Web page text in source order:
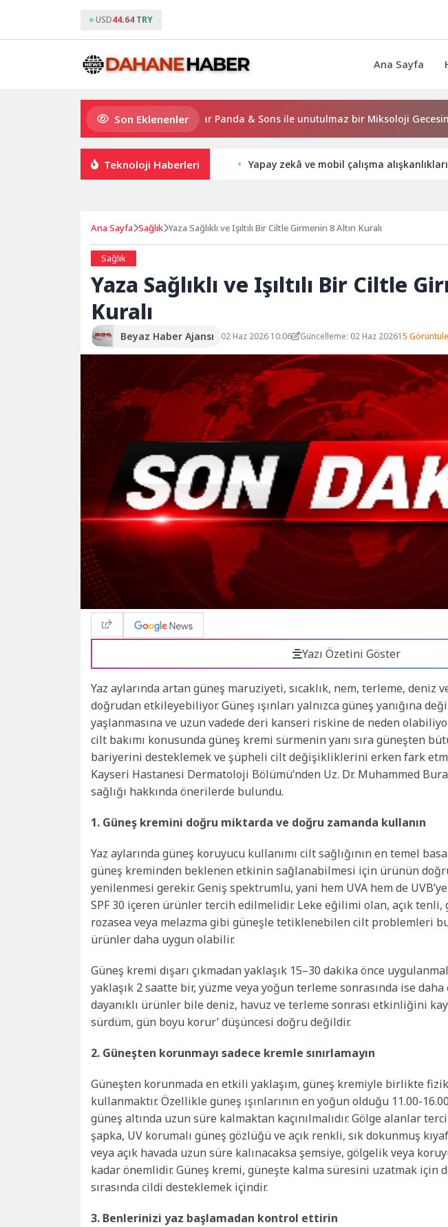
USD44.64 TRY
Ana Sayfa
Son Eklenenler
Gloria Hotels & Resorts, Ödüllü bar Panda & Sons ile unutulmaz bir Miksoloji Gecesine İmza
Teknoloji Haberleri Yapay zekâ ve mobil çalışma
Ana Sayfa Sağlık Yaza Sağlıklı ve Işıltılı Bir Ciltle Girmenin 8 Altın Kuralı
Sağlık
Yaza Sağlıklı ve Işıltılı Bir Ciltle
Kuralı
Beyaz Haber Ajansı 02 Haz 2026 10:06 Güncelleme: 02 Haz 202615
Yazı Özetini Göster
Yaz aylarında artan güneş maruziyeti, sıcaklık, nem, terleme, deniz
doğrudan etkileyebiliyor. Güneş ışınları yalnızca güneş yanığına
yaşlanmasına ve uzun vadede deri kanseri riskine de neden
cilt bakımı konusunda güneş kremi sürmenin yanı sıra güneşten
bariyerini desteklemek ve şüpheli cilt değişikliklerini erken fark
Kayseri Hastanesi Dermatoloji Bölümü’nden Uz. Dr. Muhammed
sağlığı hakkında önerilerde bulundu.
1. Güneş kremini doğru miktarda ve doğru zamanda kullanın
Yaz aylarında güneş koruyucu kullanımı cilt sağlığının en temel
güneş kreminden beklenen etkinin sağlanabilmesi için ürünün
yenilenmesi gerekir. Geniş spektrumlu, yani hem UVA hem de
SPF 30 içeren ürünler tercih edilmelidir. Leke eğilimi olan, açık
rozasea veya melazma gibi güneşle tetiklenebilen cilt problemleri
ürünler daha uygun olabilir.
Güneş kremi dışarı çıkmadan yaklaşık 15–30 dakika önce
yaklaşık 2 saatte bir, yüzme veya yoğun terleme sonrasında ise
dayanıklı ürünler bile deniz, havuz ve terleme sonrası etkinliğini
sürdüm, gün boyu korur’ düşüncesi doğru değildir.
2. Güneşten korunmayı sadece kremle sınırlamayın
Güneşten korunmada en etkili yaklaşım, güneş kremiyle birlikte
kullanmaktır. Özellikle güneş ışınlarının en yoğun olduğu 11.00-
güneş altında uzun süre kalmaktan kaçınılmalıdır. Gölge alanlar
şapka, UV korumalı güneş gözlüğü ve açık renkli, sık dokunmuş
veya açık havada uzun süre kalınacaksa şemsiye, gölgelik veya
kadar önemlidir. Güneş kremi, güneşte kalma süresini uzatmak için
sırasında cildi desteklemek içindir.
3. Benlerinizi yaz başlamadan kontrol ettirin